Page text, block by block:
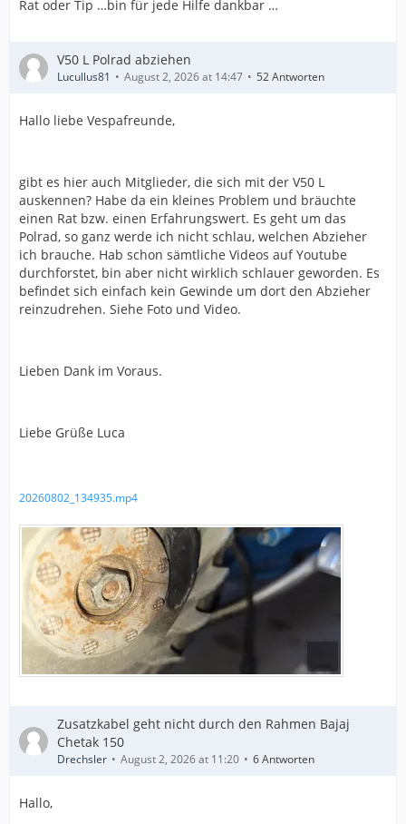
Rat oder Tip …bin für jede Hilfe dankbar …
V50 L Polrad abziehen
Lucullus81 August 2, 2026 at 14:47 52 Antworten
Hallo liebe Vespafreunde,
gibt es hier auch Mitglieder, die sich mit der V50 L
auskennen? Habe da ein kleines Problem und bräuchte
einen Rat bzw. einen Erfahrungswert. Es geht um das
Polrad, so ganz werde ich nicht schlau, welchen Abzieher
ich brauche. Hab schon sämtliche Videos auf Youtube
durchforstet, bin aber nicht wirklich schlauer geworden. Es
befindet sich einfach kein Gewinde um dort den Abzieher
reinzudrehen. Siehe Foto und Video.
Lieben Dank im Voraus.
Liebe Grüße Luca
20260802_134935.mp4
Zusatzkabel geht nicht durch den Rahmen Bajaj
Chetak 150
Drechsler August 2, 2026 at 11:20 6 Antworten
Hallo,